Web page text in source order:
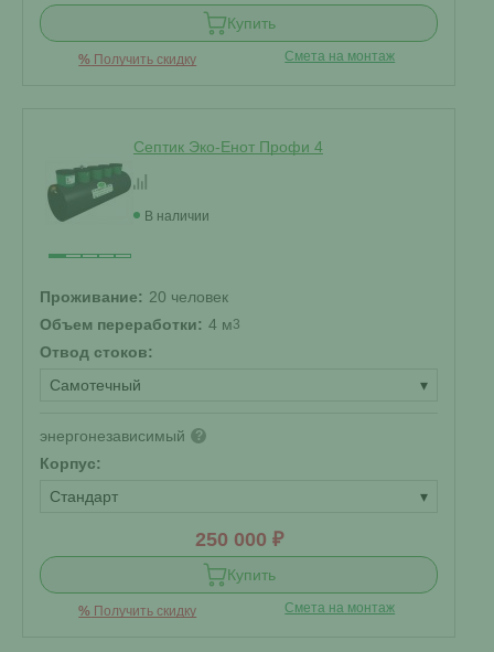
Купить
% Получить скидку Смета на монтаж
Септик Эко-Енот Профи 4
В наличии
Проживание: 20 человек
Объем переработки: 4 м3
Отвод стоков:
Самотечный
▾
энергонезависимый ?
Корпус:
Стандарт
▾
250 000 ₽
Купить
% Получить скидку Смета на монтаж